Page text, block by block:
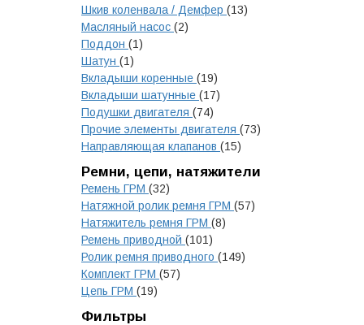
Шкив коленвала / Демфер (13)
Масляный насос (2)
Поддон (1)
Шатун (1)
Вкладыши коренные (19)
Вкладыши шатунные (17)
Подушки двигателя (74)
Прочие элементы двигателя (73)
Направляющая клапанов (15)
Ремни, цепи, натяжители
Ремень ГРМ (32)
Натяжной ролик ремня ГРМ (57)
Натяжитель ремня ГРМ (8)
Ремень приводной (101)
Ролик ремня приводного (149)
Комплект ГРМ (57)
Цепь ГРМ (19)
Фильтры